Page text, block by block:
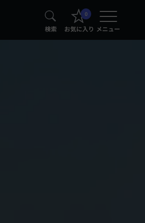
検索
0
お気に入り メニュー